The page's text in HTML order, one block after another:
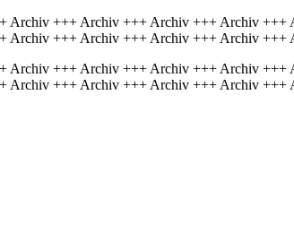
Archiv +++ Archiv +++ Archiv +++ Archiv
Archiv +++ Archiv +++ Archiv +++ Archiv +++
Archiv +++ Archiv +++ Archiv +++ Archiv
Archiv +++ Archiv +++ Archiv +++ Archiv +++